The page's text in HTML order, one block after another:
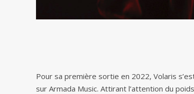
Pour sa première sortie en 2022, Volaris
sur Armada Music. Attirant l’attention du